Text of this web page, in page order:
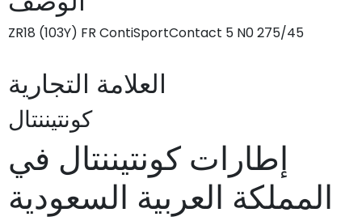
275/45 ZR18 (103Y) FR ContiSportContact 5 N0
العلامة التجارية
كونتيننتال
إطارات كونتيننتال في
المملكة العربية السعودية